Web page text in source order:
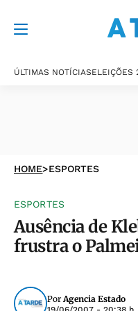
ÚLTIMAS NOTÍCIASELEIÇÕES
HOME>ESPORTES
ESPORTES
Ausência de
frustra o
PorAgencia Estado